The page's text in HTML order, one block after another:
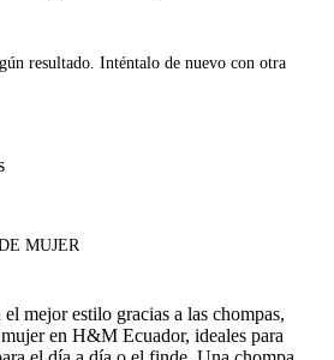
resultado. Inténtalo de nuevo con otra
MUJER
mejor estilo gracias a las chompas,
en H&M Ecuador, ideales para